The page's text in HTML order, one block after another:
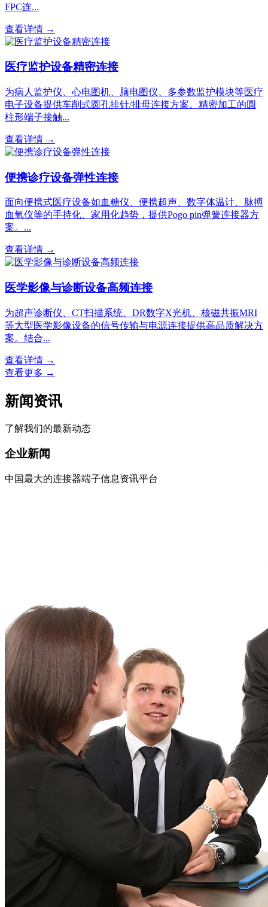
FPC连...
查看详情 →
医疗监护设备精密连接
为病人监护仪、心电图机、脑电图仪、多参数监护模块等医疗
电子设备提供车削式圆孔排针/排母连接方案。精密加工的圆
柱形端子接触...
查看详情 →
便携诊疗设备弹性连接
面向便携式医疗设备如血糖仪、便携超声、数字体温计、脉搏
血氧仪等的手持化、家用化趋势，提供Pogo pin弹簧连接器方
案。...
查看详情 →
医学影像与诊断设备高频连接
为超声诊断仪、CT扫描系统、DR数字X光机、核磁共振MRI
等大型医学影像设备的信号传输与电源连接提供高品质解决方
案。结合...
查看详情 →
查看更多 →
新闻资讯
了解我们的最新动态
企业新闻
中国最大的连接器端子信息资讯平台